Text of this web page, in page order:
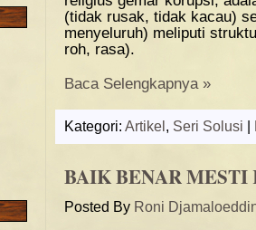
(tidak rusak, tidak kacau)
menyeluruh) meliputi
roh, rasa).
Baca Selengkapnya »
Kategori: Artikel , Seri Solusi
BAIK BENAR MESTI
Posted By Roni